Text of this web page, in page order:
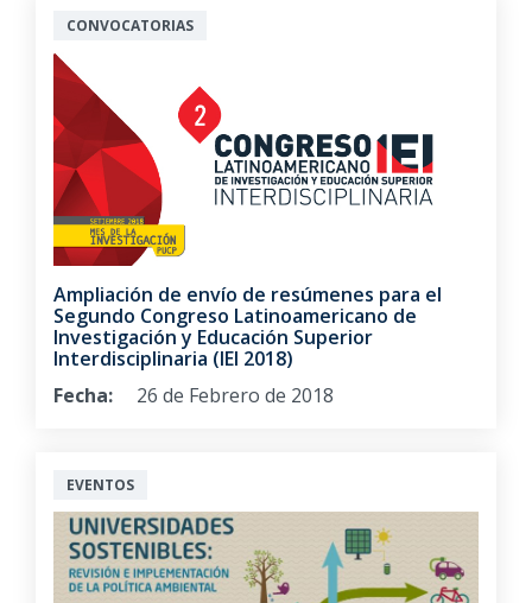
CONVOCATORIAS
Ampliación de envío de resúmenes para el
Segundo Congreso Latinoamericano de
Investigación y Educación Superior
Interdisciplinaria (IEI 2018)
Fecha:
26 de Febrero de 2018
EVENTOS